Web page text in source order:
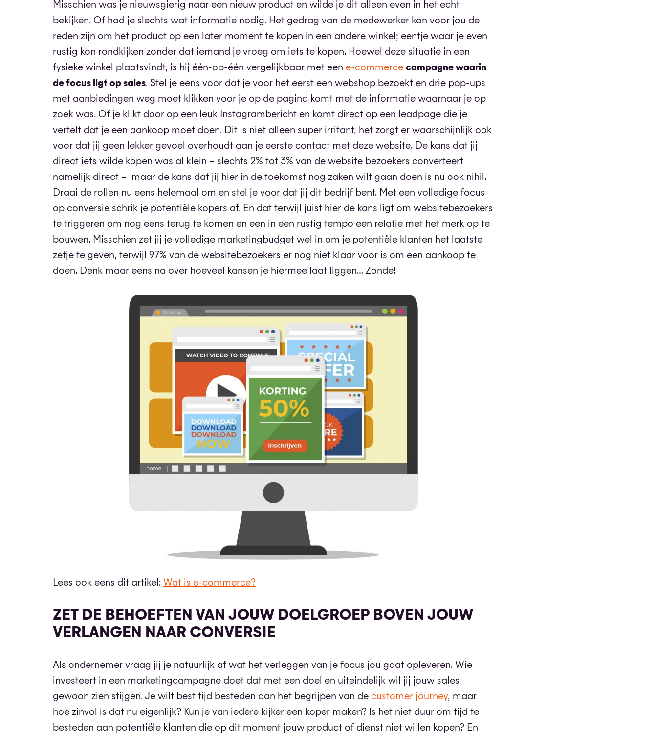
Misschien was je nieuwsgierig naar een nieuw product en wilde je dit alleen even in het echt
bekijken. Of had je slechts wat informatie nodig. Het gedrag van de medewerker kan voor jou de
reden zijn om het product op een later moment te kopen in een andere winkel; eentje waar je even
rustig kon rondkijken zonder dat iemand je vroeg om iets te kopen. Hoewel deze situatie in een
fysieke winkel plaatsvindt, is hij één-op-één vergelijkbaar met een e-commerce campagne waarin
de focus ligt op sales. Stel je eens voor dat je voor het eerst een webshop bezoekt en drie pop-ups
met aanbiedingen weg moet klikken voor je op de pagina komt met de informatie waarnaar je op
zoek was. Of je klikt door op een leuk Instagrambericht en komt direct op een leadpage die je
vertelt dat je een aankoop moet doen. Dit is niet alleen super irritant, het zorgt er waarschijnlijk ook
voor dat jij geen lekker gevoel overhoudt aan je eerste contact met deze website. De kans dat jij
direct iets wilde kopen was al klein – slechts 2% tot 3% van de website bezoekers converteert
namelijk direct – maar de kans dat jij hier in de toekomst nog zaken wilt gaan doen is nu ook nihil.
Draai de rollen nu eens helemaal om en stel je voor dat jij dit bedrijf bent. Met een volledige focus
op conversie schrik je potentiële kopers af. En dat terwijl juist hier de kans ligt om websitebezoekers
te triggeren om nog eens terug te komen en een in een rustig tempo een relatie met het merk op te
bouwen. Misschien zet jij je volledige marketingbudget wel in om je potentiële klanten het laatste
zetje te geven, terwijl 97% van de websitebezoekers er nog niet klaar voor is om een aankoop te
doen. Denk maar eens na over hoeveel kansen je hiermee laat liggen… Zonde!
Lees ook eens dit artikel: Wat is e-commerce?
ZET DE BEHOEFTEN VAN JOUW DOELGROEP BOVEN JOUW
VERLANGEN NAAR CONVERSIE
Als ondernemer vraag jij je natuurlijk af wat het verleggen van je focus jou gaat opleveren. Wie
investeert in een marketingcampagne doet dat met een doel en uiteindelijk wil jij jouw sales
gewoon zien stijgen. Je wilt best tijd besteden aan het begrijpen van de customer journey, maar
hoe zinvol is dat nu eigenlijk? Kun je van iedere kijker een koper maken? Is het niet duur om tijd te
besteden aan potentiële klanten die op dit moment jouw product of dienst niet willen kopen? En